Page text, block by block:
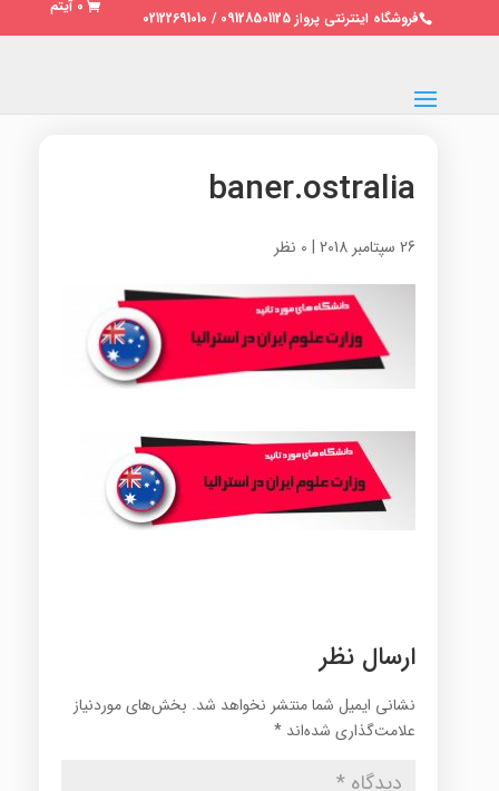
فروشگاه اینترنتی پرواز 09128501125 / 02122691010
0 آیتم
baner.ostralia
26 سپتامبر 2018 | 0 نظر
ارسال نظر
نشانی ایمیل شما منتشر نخواهد شد. بخش‌های موردنیاز
علامت‌گذاری شده‌اند *